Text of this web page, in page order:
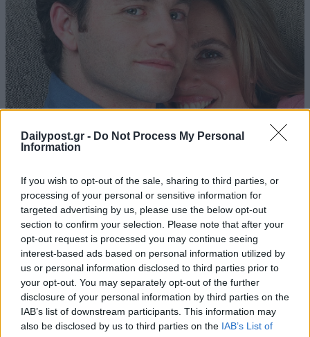
Dailypost.gr - Do Not Process My Personal
Information
If you wish to opt-out of the sale, sharing to third parties, or
processing of your personal or sensitive information for
targeted advertising by us, please use the below opt-out
section to confirm your selection. Please note that after your
opt-out request is processed you may continue seeing
interest-based ads based on personal information utilized by
us or personal information disclosed to third parties prior to
your opt-out. You may separately opt-out of the further
disclosure of your personal information by third parties on the
IAB’s list of downstream participants. This information may
also be disclosed by us to third parties on the IAB’s List of